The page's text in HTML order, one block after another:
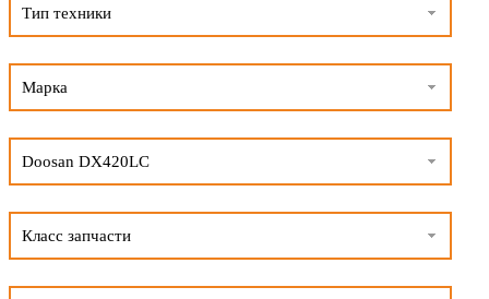
Тип техники
Марка
Doosan DX420LC
Класс запчасти